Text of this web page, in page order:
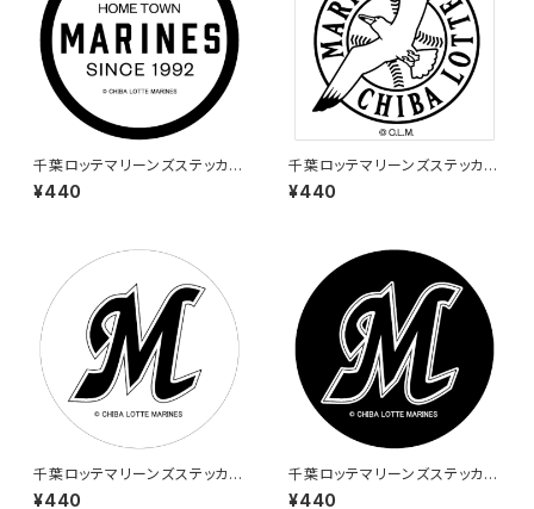
千葉ロッテマリーンズステッカー
4
¥440
千葉ロッテマリーンズステッカー
1
¥440
千葉ロッテマリーンズステッカー
5
¥440
千葉ロッテマリーンズステッカー
6
¥440